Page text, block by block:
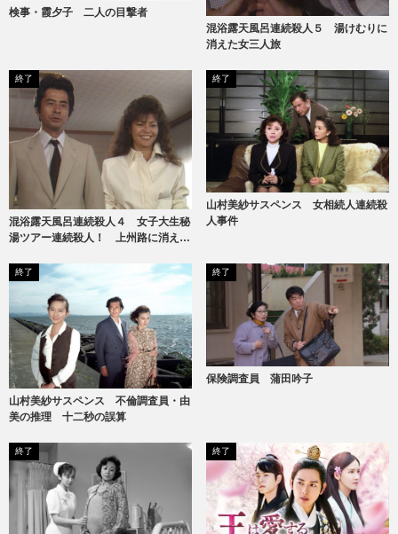
検事・霞夕子 二人の目撃者
混浴露天風呂連続殺人５ 湯けむりに
消えた女三人旅
終了
混浴露天風呂連続殺人４ 女子大生秘
湯ツアー連続殺人！ 上州路に消えた
終了
山村美紗サスペンス 女相続人連続殺
人事件
終了
山村美紗サスペンス 不倫調査員・由
美の推理 十二秒の誤算
終了
保険調査員 蒲田吟子
終了 終了